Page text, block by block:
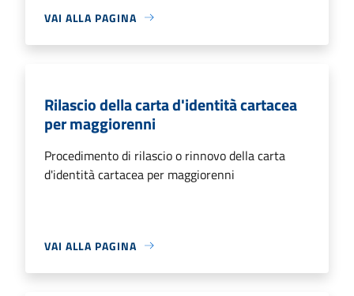
VAI ALLA PAGINA
Rilascio della carta d'identità cartacea
per maggiorenni
Procedimento di rilascio o rinnovo della carta
d'identità cartacea per maggiorenni
VAI ALLA PAGINA